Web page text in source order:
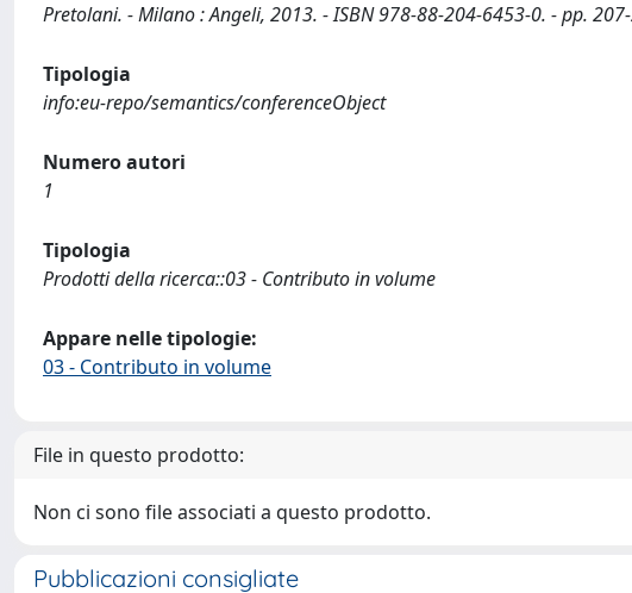
Pretolani. - Milano : Angeli, 2013. - ISBN 978-88-204-6453-0. - pp.
Tipologia
info:eu-repo/semantics/conferenceObject
Numero autori
1
Tipologia
Prodotti della ricerca::03 - Contributo in volume
Appare nelle tipologie:
03 - Contributo in volume
File in questo prodotto:
Non ci sono file associati a questo prodotto.
Pubblicazioni consigliate